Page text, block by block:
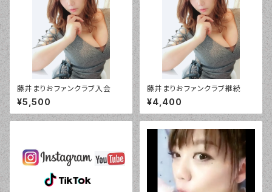
藤井まりおファンクラブ入会
¥5,500
藤井まりおファンクラブ継続
¥4,400